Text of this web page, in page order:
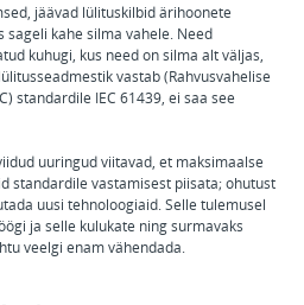
jäävad lülituskilbid ärihoonete
kahe silma vahele. Need
kuhugi, kus need on silma alt väljas,
vastab (Rahvusvahelise
standardile IEC 61439, ei saa see
uuringud viitavad, et maksimaalse
standardile vastamisest piisata; ohutust
uusi tehnoloogiaid. Selle tulemusel
ja selle kulukate ning surmavaks
veelgi enam vähendada.